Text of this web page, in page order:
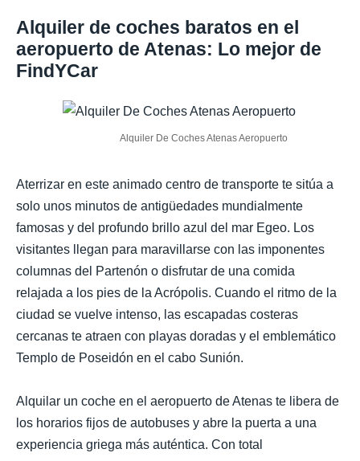
Alquiler de coches baratos en el
aeropuerto de Atenas: Lo mejor de
FindYCar
Alquiler De Coches Atenas Aeropuerto
Aterrizar en este animado centro de transporte te sitúa a
solo unos minutos de antigüedades mundialmente
famosas y del profundo brillo azul del mar Egeo. Los
visitantes llegan para maravillarse con las imponentes
columnas del Partenón o disfrutar de una comida
relajada a los pies de la Acrópolis. Cuando el ritmo de la
ciudad se vuelve intenso, las escapadas costeras
cercanas te atraen con playas doradas y el emblemático
Templo de Poseidón en el cabo Sunión.
Alquilar un coche en el aeropuerto de Atenas te libera de
los horarios fijos de autobuses y abre la puerta a una
experiencia griega más auténtica. Con total